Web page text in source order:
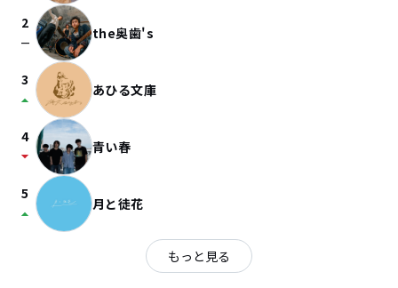
2
check_indeterminate_small the奥歯's
3
arrow_drop_up あひる文庫
4
arrow_drop_down 青い春
5
arrow_drop_up 月と徒花
もっと見る